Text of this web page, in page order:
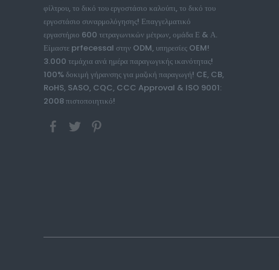
φίλτρου, το δικό του εργοστάσιο καλούπι, το δικό του
εργοστάσιο συναρμολόγησης! Επαγγελματικό
εργαστήριο 600 τετραγωνικών μέτρων, ομάδα Ε & Α.
Είμαστε prfecessal στην ODM, υπηρεσίες OEM!
3.000 τεμάχια ανά ημέρα παραγωγικής ικανότητας!
100% δοκιμή γήρανσης για μαζική παραγωγή! CE, CB,
RoHS, SASO, CQC, CCC Approval & ISO 9001:
2008 πιστοποιητικό!